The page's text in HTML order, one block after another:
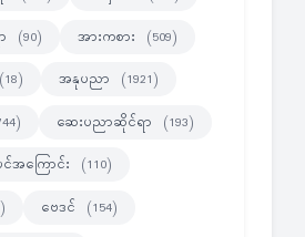
(90) အားကစား (509)
(18) အနုပညာ (1921)
ဆေးပညာဆိုင်ရာ (193)
အကြောင်း (110)
ဗေဒင် (154)